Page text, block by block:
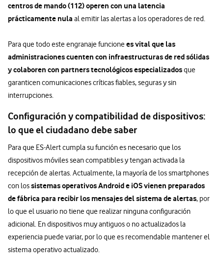
centros de mando (112) operen con una latencia
prácticamente nula al emitir las alertas a los operadores de red.
Para que todo este engranaje funcionees vital que las
administraciones cuenten con infraestructuras de red sólidas
y colaboren con partners tecnológicos especializadosque
garanticen comunicaciones críticas fiables, seguras y sin
interrupciones.
Configuración y compatibilidad de dispositivos:
lo que el ciudadano debe saber
Para que ES-Alert cumpla su función es necesario que los
dispositivos móviles sean compatibles y tengan activada la
recepción de alertas. Actualmente, la mayoría de los smartphones
con lossistemas operativos Android e iOS vienen preparados
de fábrica para recibir los mensajes del sistema de alertas, por
lo que el usuario no tiene que realizar ninguna configuración
adicional. En dispositivos muy antiguos o no actualizados la
experiencia puede variar, por lo que es recomendable mantener el
sistema operativo actualizado.